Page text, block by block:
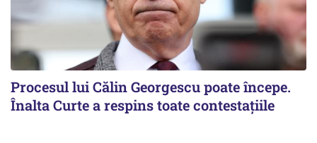
Procesul lui Călin Georgescu poate începe.
Înalta Curte a respins toate contestațiile